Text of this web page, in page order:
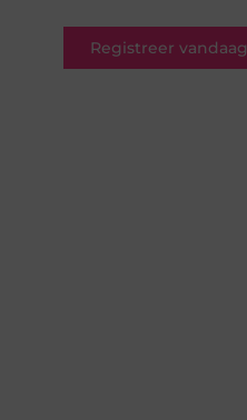
Registreer vandaag